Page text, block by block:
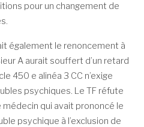
pour un changement de
également le renoncement à
A aurait souffert d’un retard
450 e alinéa 3 CC n’exige
psychiques. Le TF réfute
médecin qui avait prononcé le
psychique à l’exclusion de